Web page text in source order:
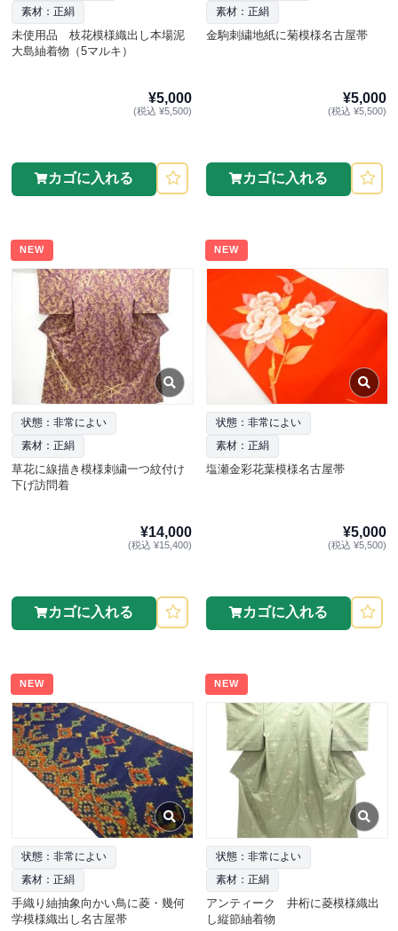
素材：正絹
未使用品 枝花模様織出し本場泥
大島紬着物（5マルキ）
¥5,000
(税込 ¥5,500)
カゴに入れる
素材：正絹
金駒刺繍地紙に菊模様名古屋帯
¥5,000
(税込 ¥5,500)
カゴに入れる
NEW
状態：非常によい
素材：正絹
草花に線描き模様刺繍一つ紋付け
下げ訪問着
¥14,000
(税込 ¥15,400)
カゴに入れる
NEW
状態：非常によい
素材：正絹
塩瀬金彩花葉模様名古屋帯
¥5,000
(税込 ¥5,500)
カゴに入れる
NEW
状態：非常によい
素材：正絹
手織り紬抽象向かい鳥に菱・幾何
学模様織出し名古屋帯
NEW
状態：非常によい
素材：正絹
アンティーク 井桁に菱模様織出
し縦節紬着物